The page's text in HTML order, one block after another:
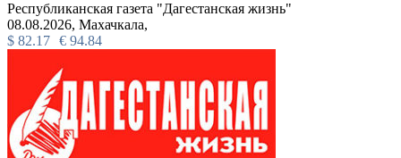
Республиканская газета "Дагестанская жизнь"
08.08.2026, Махачкала,
$ 82.17 € 94.84